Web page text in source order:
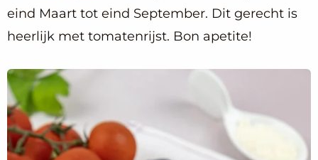
eind Maart tot eind September. Dit gerecht is
heerlijk met tomatenrijst. Bon apetite!